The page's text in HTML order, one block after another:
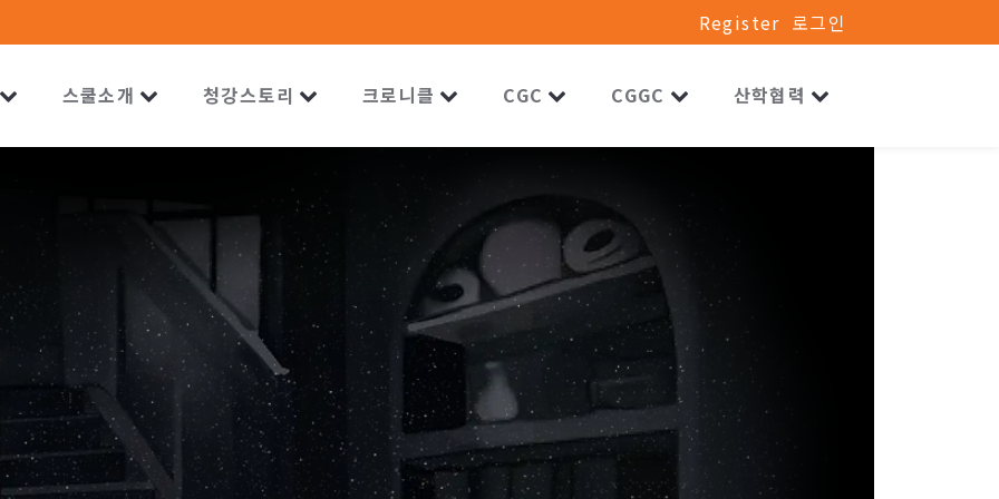
Register 로그인
스쿨소개 청강스토리 크로니클 CGC CGGC 산학협력